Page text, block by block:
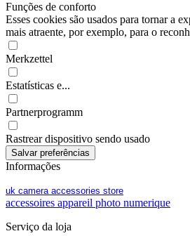
Funções de conforto
Esses cookies são usados para tornar a
mais atraente, por exemplo, para o
Merkzettel
Estatísticas e...
Partnerprogramm
Rastrear dispositivo sendo usado
Informações
uk camera accessories store
accessoires appareil photo numerique
Serviço da loja